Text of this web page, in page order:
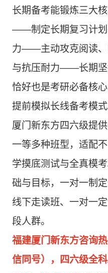
长期备考能锻炼三大
——制定长期复习计划
力——主动攻克阅读、
与抗压耐力——长期坚
恰好也是考研必备核
提前模拟长线备考模式
厦门新东方四六级提
一等多种班型，适配
学摸底测试与全真模
础与目标，一对一制
线下走读班、一对一
段人群。
福建厦门新东方咨询
信同号），四六级全